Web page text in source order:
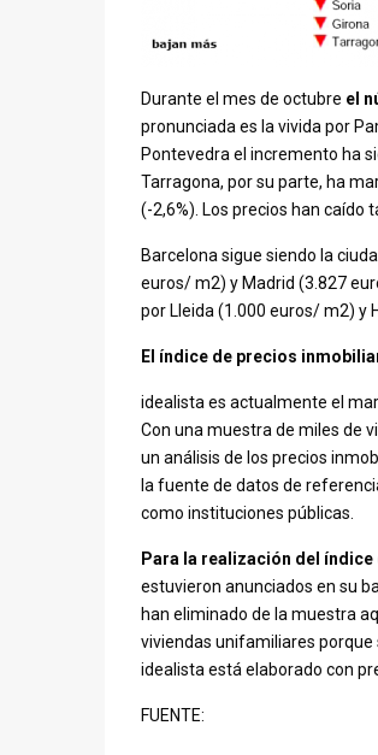
Durante el mes de octubre el
pronunciada es la vivida por
Pontevedra el incremento ha
Tarragona, por su parte, ha
(-2,6%). Los precios han caído
Barcelona sigue siendo la
euros/ m2) y Madrid (3.827
por Lleida (1.000 euros/ m2) y
El índice de precios
idealista es actualmente el
Con una muestra de miles de
un análisis de los precios
la fuente de datos de
como instituciones públicas.
Para la realización del
estuvieron anunciados en su
han eliminado de la muestra
viviendas unifamiliares porque
idealista está elaborado con
FUENTE: